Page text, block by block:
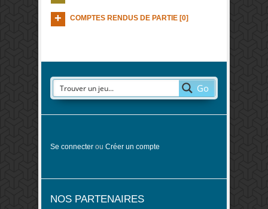
COMPTES RENDUS DE PARTIE [0]
Go
Se connecter ou Créer un compte
NOS PARTENAIRES